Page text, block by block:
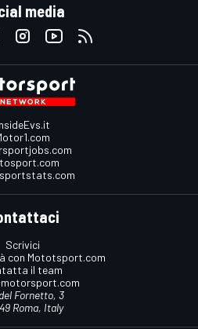
media
Scrivici
con Mototsport.com
il team
Fornetto, 3
Roma, Italy